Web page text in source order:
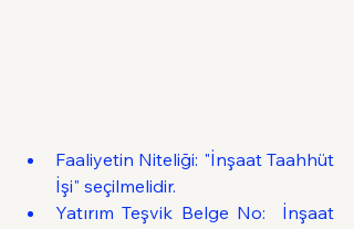
Faaliyetin Niteliği: "İnşaat Taahhüt
İşi" seçilmelidir.
Yatırım Teşvik Belge No:  İnşaat